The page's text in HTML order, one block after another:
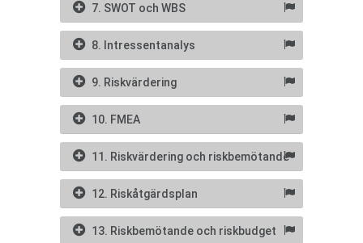
7. SWOT och WBS
8. Intressentanalys
9. Riskvärdering
10. FMEA
11. Riskvärdering och riskbemötande
12. Riskåtgärdsplan
13. Riskbemötande och riskbudget